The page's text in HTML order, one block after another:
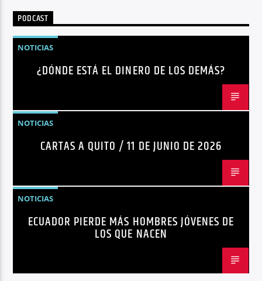
PODCAST
NOTICIAS
¿DÓNDE ESTÁ EL DINERO DE LOS DEMÁS?
NOTICIAS
CARTAS A QUITO / 11 DE JUNIO DE 2026
NOTICIAS
ECUADOR PIERDE MÁS HOMBRES JÓVENES DE
LOS QUE NACEN